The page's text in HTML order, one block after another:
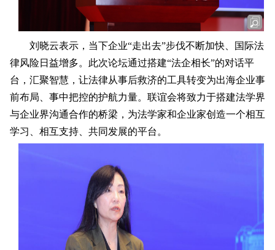
刘晓云表示，当下企业“走出去”步伐不断加快、国际法
律风险日益增多。此次论坛通过搭建“法企相长”的对话平
台，汇聚智慧，让法律从事后救济的工具转变为出海企业事
前布局、事中把控的护航力量。联谊会将致力于搭建法学界
与企业界沟通合作的桥梁，为法学家和企业家创造一个相互
学习、相互支持、共同发展的平台。